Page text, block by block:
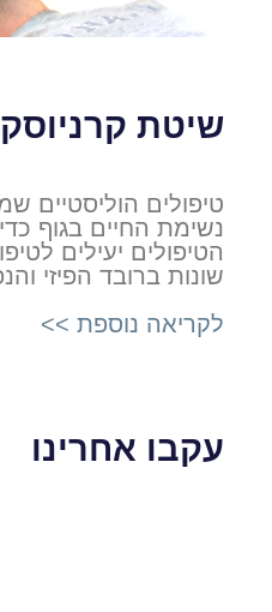
שיטת
טיפולים הוליסטיים
נשימת החיים בגוף
הטיפולים יעילים
שונות ברובד הפיזי
לקריאה נוספת >>
עקבו אחרינו